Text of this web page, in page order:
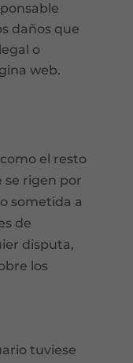
daños que
o
web.
el resto
se rigen por
sometida a
de
disputa,
los
tuviese